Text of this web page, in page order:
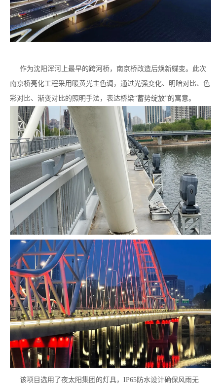
作为沈阳浑河上最早的跨河桥，南京桥改造后焕新蝶变。此次
南京桥亮化工程采用暖黄光主色调，通过光强变化、明暗对比、色
彩对比、渐变对比的照明手法，表达桥梁“蓄势绽放”的寓意。
该项目选用了夜太阳集团的灯具，IP65防水设计确保风雨无